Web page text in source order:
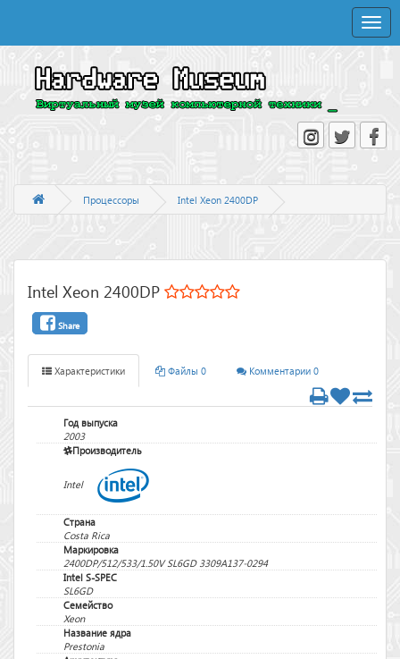
Toggle
Процессоры Intel Xeon 2400DP
Intel Xeon 2400DP
Share
Характеристики Файлы 0 Комментарии 0
Год выпуска
2003
Производитель
Intel
Страна
Costa Rica
Маркировка
2400DP/512/533/1.50V SL6GD 3309A137-0294
Intel S-SPEC
SL6GD
Семейство
Xeon
Название ядра
Prestonia